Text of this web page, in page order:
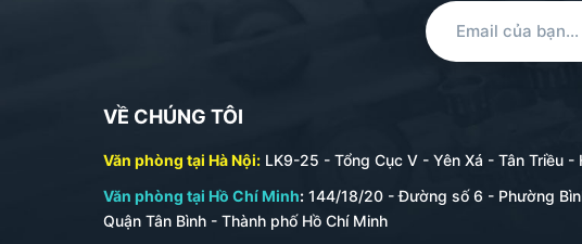
VỀ CHÚNG TÔI
Văn phòng tại Hà Nội: LK9-25 - Tổng Cục V - Yên Xá - Tân Triều -
Văn phòng tại Hồ Chí Minh: 144/18/20 - Đường số 6 - Phường
Quận Tân Bình - Thành phố Hồ Chí Minh